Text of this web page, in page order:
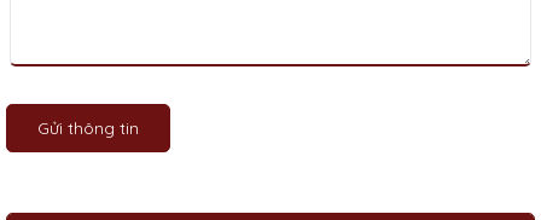
Gửi thông tin